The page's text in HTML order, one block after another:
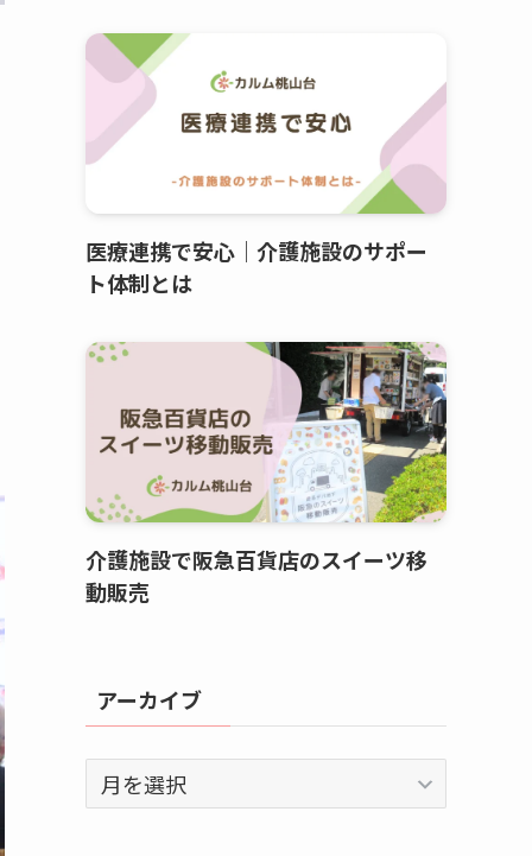
医療連携で安心｜介護施設のサポー
ト体制とは
介護施設で阪急百貨店のスイーツ移
動販売
アーカイブ
ア
ー